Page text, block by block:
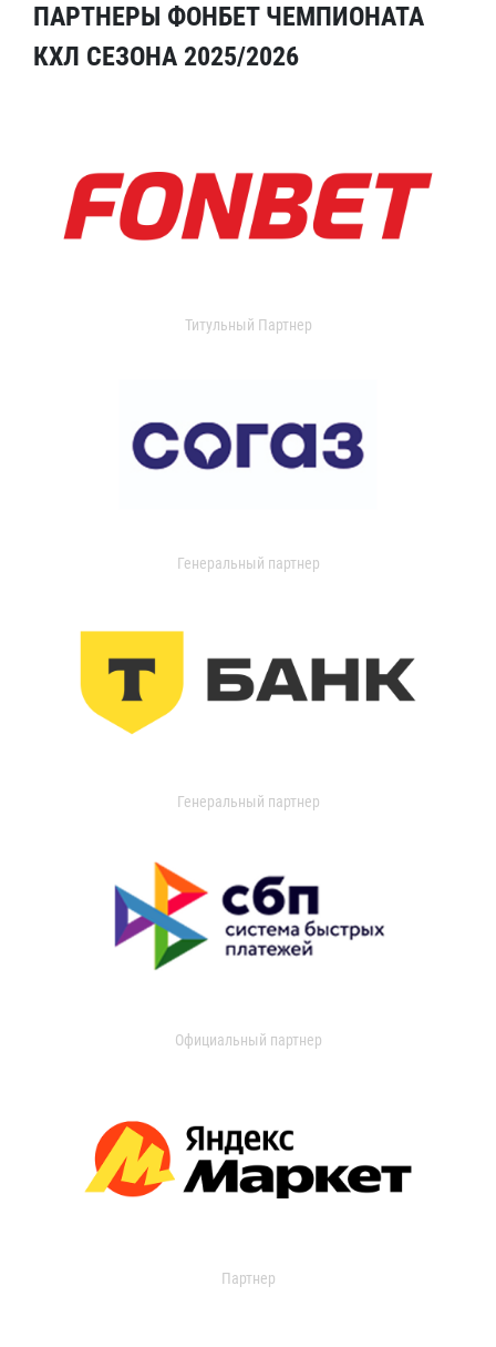
ПАРТНЕРЫ ФОНБЕТ ЧЕМПИОНАТА
КХЛ СЕЗОНА 2025/2026
Титульный Партнер
Генеральный партнер
Генеральный партнер
Официальный партнер
Партнер